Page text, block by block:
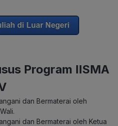
Program IISMA
dan Bermaterai oleh
dan Bermaterai oleh Ketua